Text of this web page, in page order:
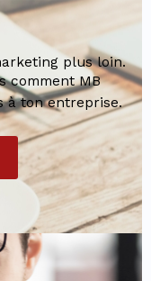
plus loin.
comment MB
à ton entreprise.